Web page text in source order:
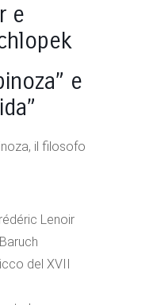
e
e
il filosofo
Lenoir
del XVII